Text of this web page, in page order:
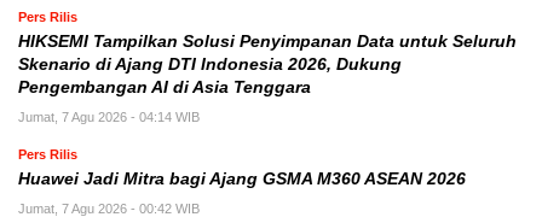
Pers Rilis
HIKSEMI Tampilkan Solusi Penyimpanan Data untuk Seluruh
Skenario di Ajang DTI Indonesia 2026, Dukung
Pengembangan AI di Asia Tenggara
Jumat, 7 Agu 2026 - 04:14 WIB
Pers Rilis
Huawei Jadi Mitra bagi Ajang GSMA M360 ASEAN 2026
Jumat, 7 Agu 2026 - 00:42 WIB